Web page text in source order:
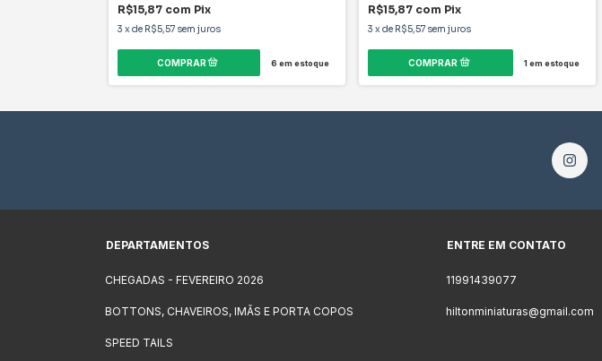
R$15,87 com Pix
3 x de R$5,57 sem juros
6 em estoque
R$15,87 com Pix
3 x de R$5,57 sem juros
1 em estoque
DEPARTAMENTOS
CHEGADAS - FEVEREIRO 2026
BOTTONS, CHAVEIROS, IMÃS E PORTA COPOS
SPEED TAILS
ENTRE EM CONTATO
11991439077
hiltonminiaturas@gmail.com